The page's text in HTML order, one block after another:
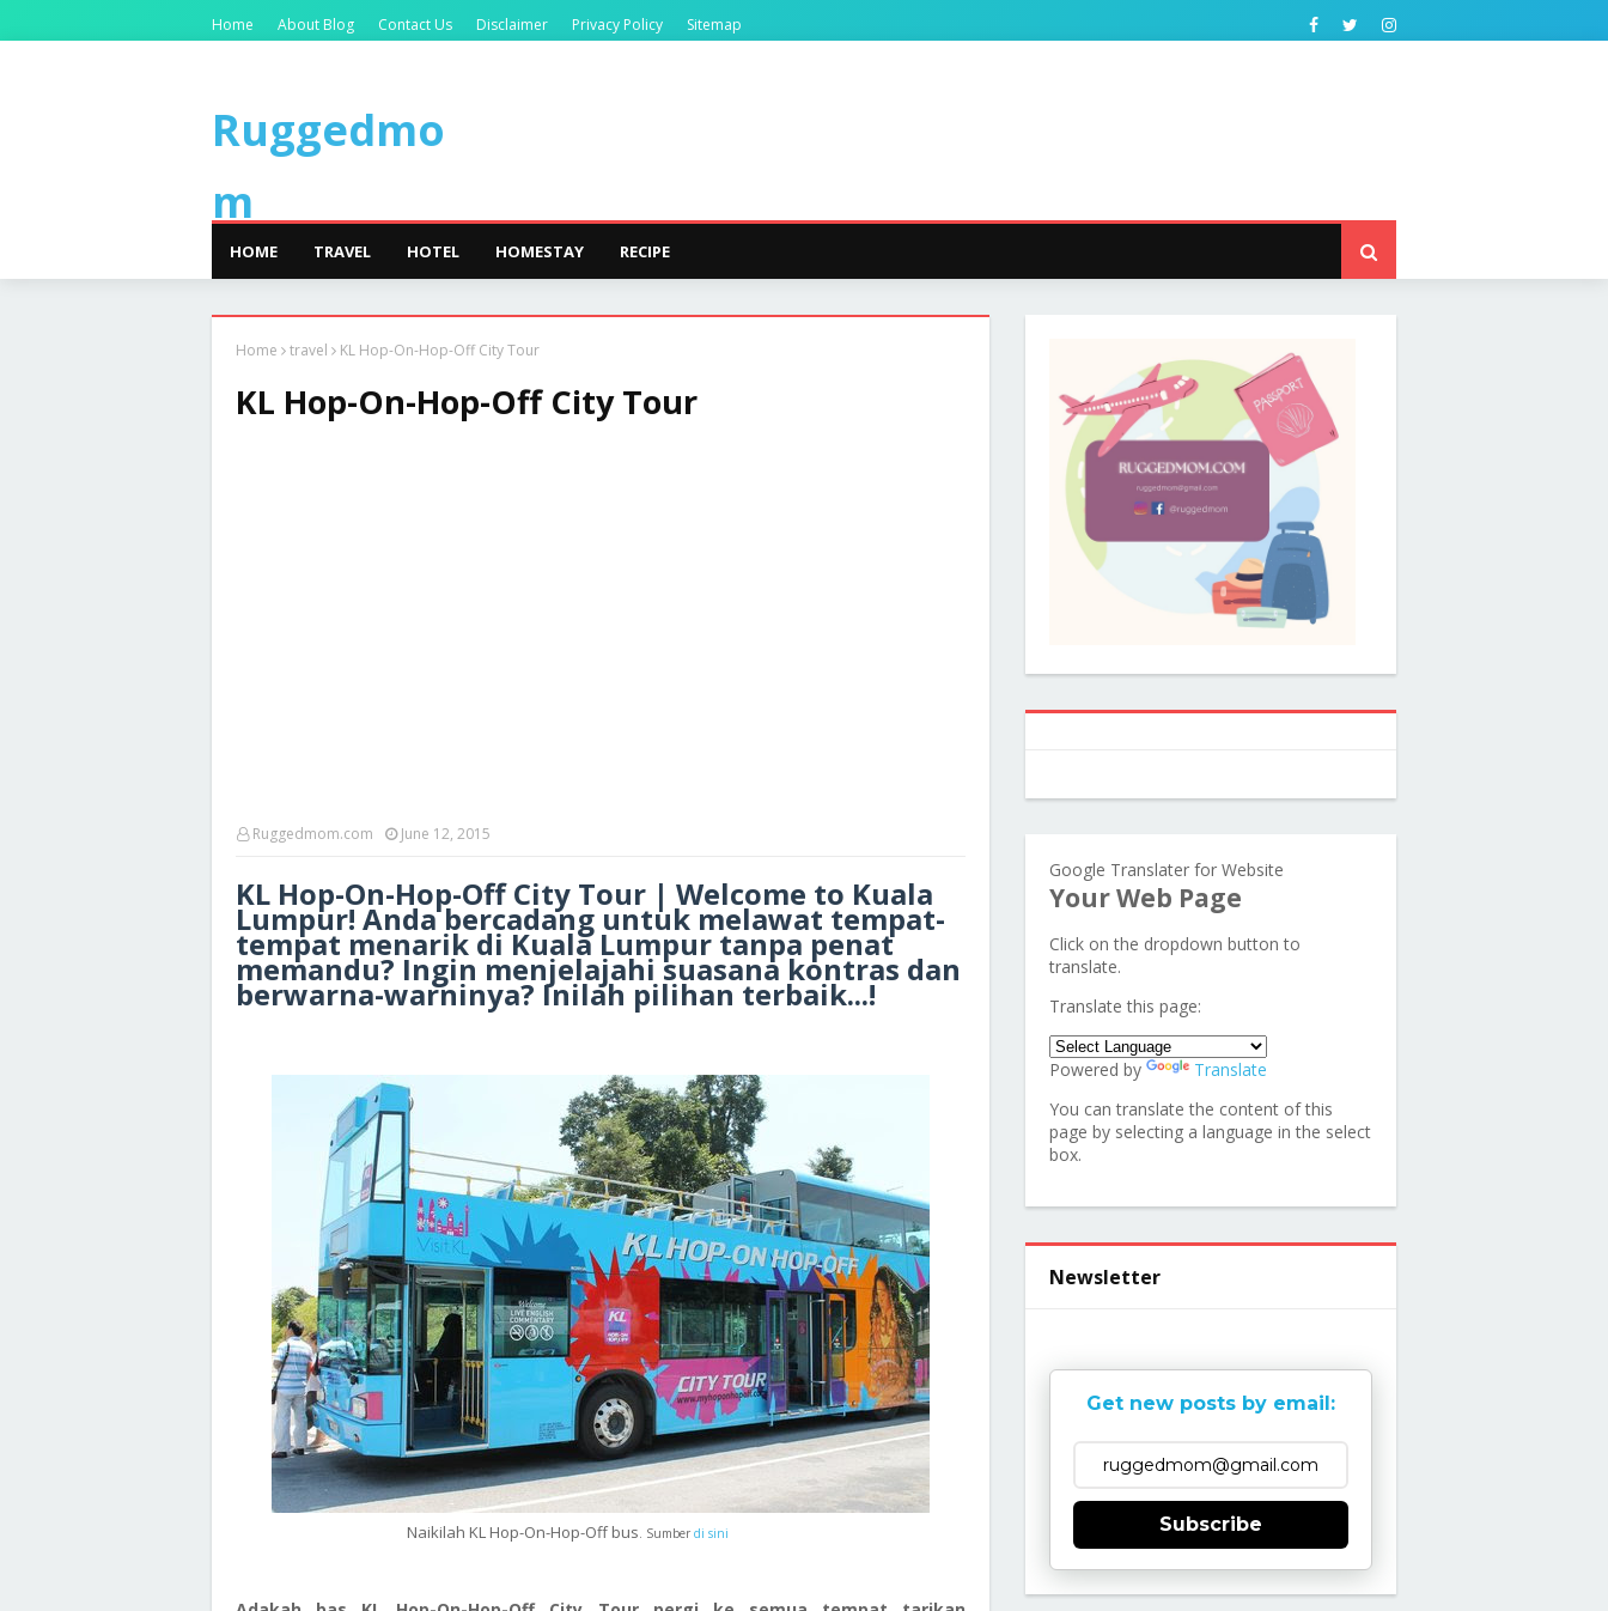
Home About Blog Contact Us Disclaimer Privacy Policy Sitemap
Ruggedmo
m
HOME TRAVEL HOTEL HOMESTAY RECIPE
Home travel KL Hop-On-Hop-Off City Tour
KL Hop-On-Hop-Off City Tour
Ruggedmom.com June 12, 2015
KL Hop-On-Hop-Off City Tour | Welcome to Kuala
Lumpur! Anda bercadang untuk melawat tempat-
tempat menarik di Kuala Lumpur tanpa penat
memandu? Ingin menjelajahi suasana kontras dan
berwarna-warninya? Inilah pilihan terbaik...!
Naikilah KL Hop-On-Hop-Off bus. Sumber di sini
Google Translater for Website
Your Web Page
Click on the dropdown button to
translate.
Translate this page:
Powered by
Translate
You can translate the content of this
page by selecting a language in the select
box.
Newsletter
Get new posts by email:
Subscribe